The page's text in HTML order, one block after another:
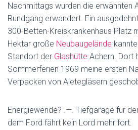
Nachmittags wurden die erwähnten
Rundgang erwandert. Ein
300-Betten-Kreiskrankenhaus Platz
Hektar große Neubaugelände
Standort der Glashütte Achern. Dort
Sommerferien 1969 meine ersten
Verpacken von Aletegläsern
Energiewende? .—. Tiefgarage für
dem Ford fährt kein Lord mehr fort.